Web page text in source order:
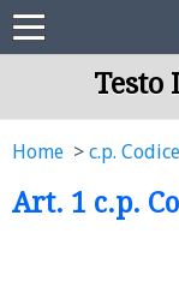
Testo
Home c.p.
Art. 1 c.p.